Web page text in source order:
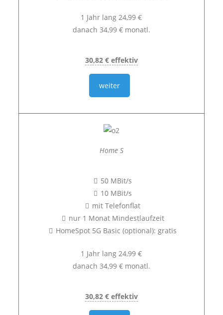
1 Jahr lang 24,99 €
danach 34,99 € monatl.
30,82 € effektiv
weiter
Home S
50 MBit/s
10 MBit/s
mit Telefonflat
nur 1 Monat Mindestlaufzeit
HomeSpot 5G Basic (optional): gratis
1 Jahr lang 24,99 €
danach 34,99 € monatl.
30,82 € effektiv